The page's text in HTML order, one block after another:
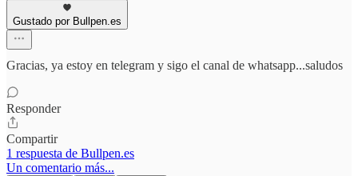
Gustado por Bullpen.es
Gracias, ya estoy en telegram y sigo el canal de whatsapp...saludos
Responder
Compartir
1 respuesta de Bullpen.es
Un comentario más...